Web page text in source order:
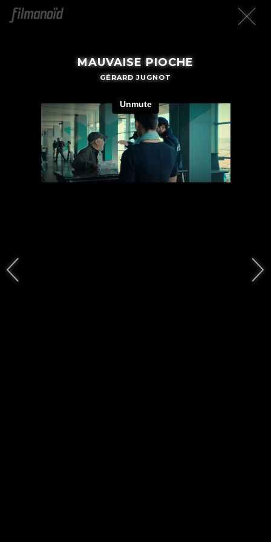
MAUVAISE PIOCHE
GÉRARD JUGNOT